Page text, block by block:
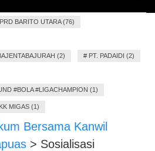
BARITO UTARA (76)
(2) # PT. PADAIDI (2)
#BOLA #LIGACHAMPION (1)
MIGAS (1)
Bersama Kanwil
> Sosialisasi